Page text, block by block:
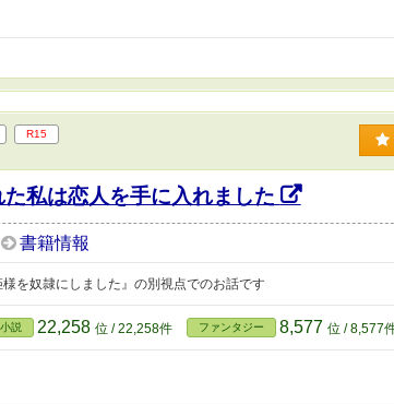
R15
私は恋人を手に入れました
書籍情報
様を奴隷にしました』の別視点でのお話です
小説 22,258 位 / 22,258件 ファンタジー 8,577 位 / 8,577